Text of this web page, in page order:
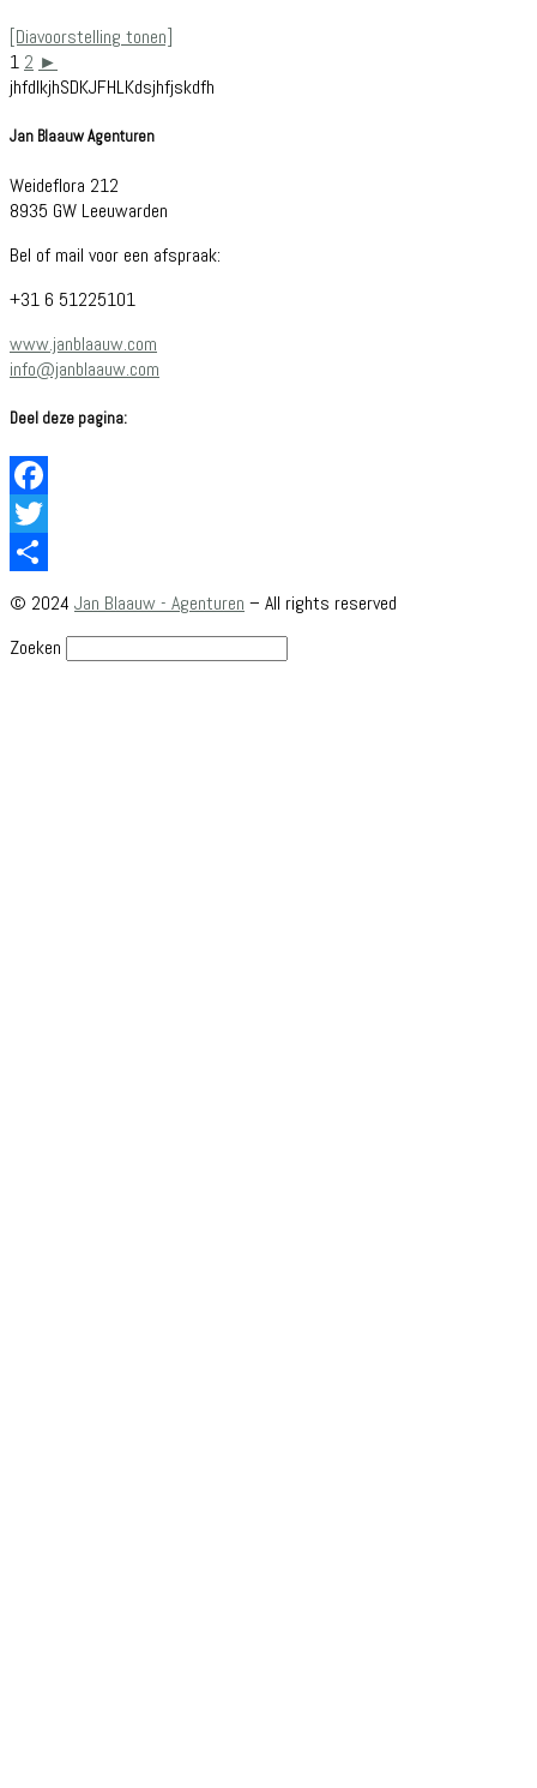
[Diavoorstelling tonen]
1 2 ►
jhfdlkjhSDKJFHLKdsjhfjskdfh
Jan Blaauw Agenturen
Weideflora 212
8935 GW Leeuwarden
Bel of mail voor een afspraak:
+31 6 51225101
www.janblaauw.com
info@janblaauw.com
Deel deze pagina:
Facebook
Twitter
© 2024 Jan Blaauw - Agenturen – All rights reserved
Zoeken